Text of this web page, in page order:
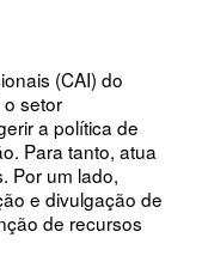
(CAI) do
o setor
a política de
Para tanto, atua
Por um lado,
e divulgação de
de recursos